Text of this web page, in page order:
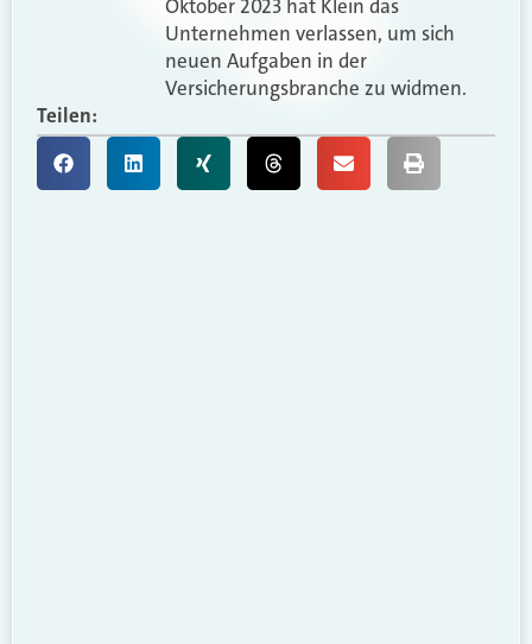
Oktober 2023 hat Klein das
Unternehmen verlassen, um sich
neuen Aufgaben in der
Versicherungsbranche zu widmen.
Teilen: